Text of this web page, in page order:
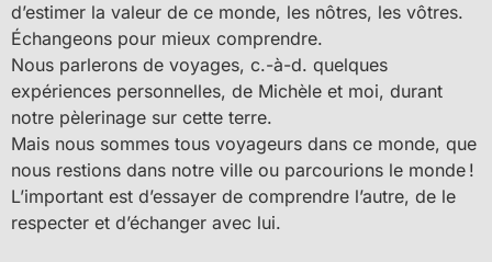
d’estimer la valeur de ce monde, les nôtres, les vôtres.
Échangeons pour mieux comprendre.
Nous parlerons de voyages, c.-à-d. quelques
expériences personnelles, de Michèle et moi, durant
notre pèlerinage sur cette terre.
Mais nous sommes tous voyageurs dans ce monde, que
nous restions dans notre ville ou parcourions le monde !
L’important est d’essayer de comprendre l’autre, de le
respecter et d’échanger avec lui.